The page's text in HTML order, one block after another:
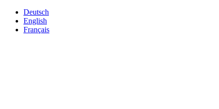
Deutsch
English
Français